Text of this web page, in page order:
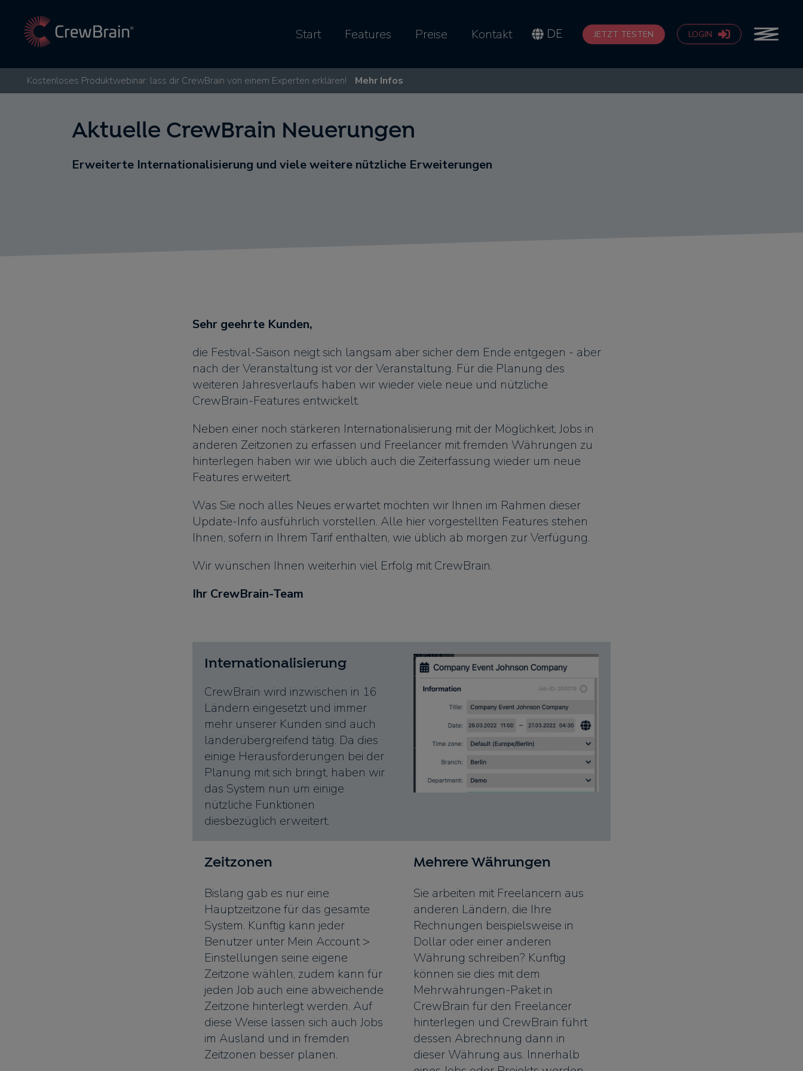
Start Features Preise Kontakt DE JETZT TESTEN LOGIN
Kostenloses Produktwebinar: lass dir CrewBrain von einem Experten erklären! Mehr Infos
Aktuelle CrewBrain Neuerungen
Erweiterte Internationalisierung und viele weitere nützliche Erweiterungen​
Sehr geehrte Kunden,
die Festival-Saison neigt sich langsam aber sicher dem Ende entgegen - aber
nach der Veranstaltung ist vor der Veranstaltung. Für die Planung des
weiteren Jahresverlaufs haben wir wieder viele neue und nützliche
CrewBrain-Features entwickelt.
Neben einer noch stärkeren Internationalisierung mit der Möglichkeit, Jobs in
anderen Zeitzonen zu erfassen und Freelancer mit fremden Währungen zu
hinterlegen haben wir wie üblich auch die Zeiterfassung wieder um neue
Features erweitert.
Was Sie noch alles Neues erwartet möchten wir Ihnen im Rahmen dieser
Update-Info ausführlich vorstellen. Alle hier vorgestellten Features stehen
Ihnen, sofern in Ihrem Tarif enthalten, wie üblich ab morgen zur Verfügung.
Wir wünschen Ihnen weiterhin viel Erfolg mit CrewBrain.
Ihr CrewBrain-Team​
Internationalisierung
CrewBrain wird inzwischen in 16
Ländern eingesetzt und immer
mehr unserer Kunden sind auch
länderübergreifend tätig. Da dies
einige Herausforderungen bei der
Planung mit sich bringt, haben wir
das System nun um einige
nützliche Funktionen
diesbezüglich erweitert.
Zeitzonen
Bislang gab es nur eine
Hauptzeitzone für das gesamte
System. Künftig kann jeder
Benutzer unter Mein Account >
Einstellungen seine eigene
Zeitzone wählen, zudem kann für
jeden Job auch eine abweichende
Zeitzone hinterlegt werden. Auf
diese Weise lassen sich auch Jobs
im Ausland und in fremden
Zeitzonen besser planen.
Mehrere Währungen
Sie arbeiten mit Freelancern aus
anderen Ländern, die Ihre
Rechnungen beispielsweise in
Dollar oder einer anderen
Währung schreiben? Künftig
können sie dies mit dem
Mehrwährungen-Paket in
CrewBrain für den Freelancer
hinterlegen und CrewBrain führt
dessen Abrechnung dann in
dieser Währung aus. Innerhalb